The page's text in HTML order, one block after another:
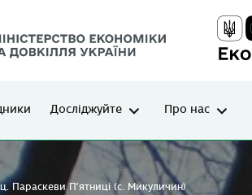
Досліджуйте Про нас
Параскеви П’ятниці (с. Микуличин)